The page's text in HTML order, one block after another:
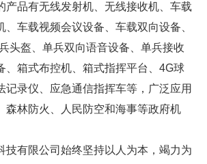
产品有无线发射机、无线接收机、车载
、车载视频会议设备、车载双向设备、
头盔、单兵双向语音设备、单兵接收
、箱式布控机、箱式指挥平台、4G球
记录仪、应急通信指挥车等，广泛应用
森林防火、人民防空和海事等政府机
技有限公司始终坚持以人为本，竭力为